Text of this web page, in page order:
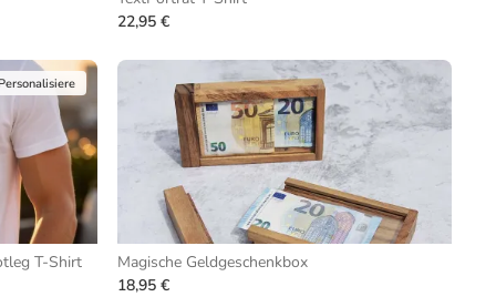
22,95 €
T-Shirt
Magische Geldgeschenkbox
18,95 €